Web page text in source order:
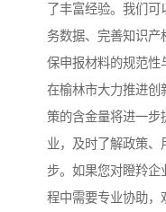
了丰富经验。我们
务数据、完善知识产
保申报材料的规范性
在榆林市大力推进创
策的含金量将进一步
业，及时了解政策、
步。如果您对瞪羚企
程中需要专业协助，